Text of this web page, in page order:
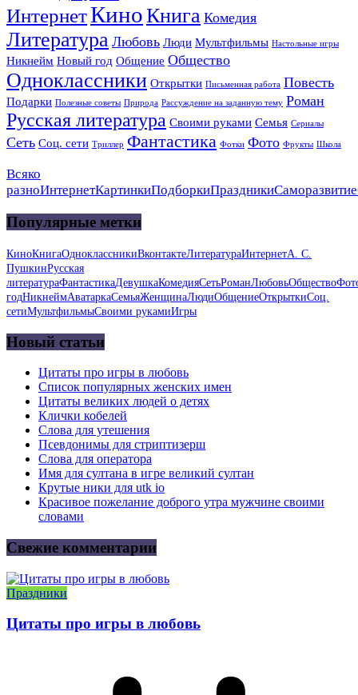
ИнтернетКиноКнига Комедия
Литература Любовь Люди Мультфильмы Настольные игры
Никнейм Новый год Общение Общество
Одноклассники Открытки Письменная работа Повесть
Подарки Полезные советы Природа Рассуждение на заданную тему Роман
Русская литература Своими руками Семья Сериалы
Сеть Соц. сети Триллер Фантастика Фотки Фото Фрукты Школа
Всяко
разноИнтернетКартинкиПодборкиПраздникиСаморазвитие
Популярные метки
КиноКнигаОдноклассникиВконтактеЛитератураИнтернетА. С.
ПушкинРусская
литератураФантастикаДевушкаКомедияСетьРоманЛюбовьОбщество
годНикнеймАватаркаСемьяЖенщинаЛюдиОбщениеОткрыткиСоц.
сетиМультфильмыСвоими рукамиИгры
Новый статьи
Цитаты про игры в любовь
Список популярных женских имен
Цитаты великих людей о детях
Клички кобелей
Слова для утешения
Псевдонимы для стриптизерш
Слова для оператора
Имя для султана в игре великий султан
Крутые ники для utk io
Красивое пожелание доброго утра мужчине своими
словами
Свежие комментарии
Праздники
Цитаты про игры в любовь